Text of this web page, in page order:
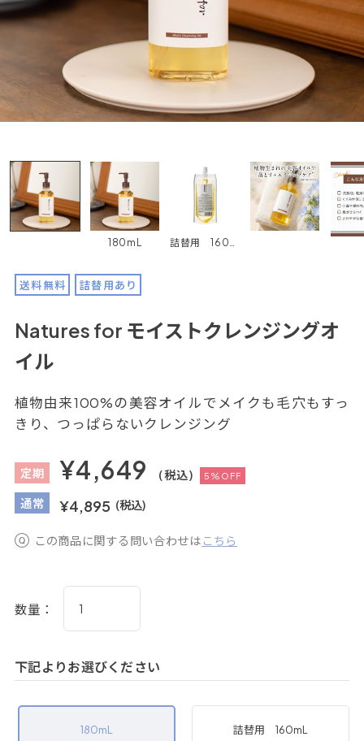
180mL
送料無料 詰替用あり
Natures for モイストクレンジングオ
イル
植物由来100%の美容オイルでメイクも毛穴もすっ
きり、つっぱらないクレンジング
定期 ¥4,649 (税込) 5%OFF
通常 ¥4,895 (税込)
この商品に関する問い合わせは こちら
数量：
下記よりお選びください
180mL 詰替用 160mL